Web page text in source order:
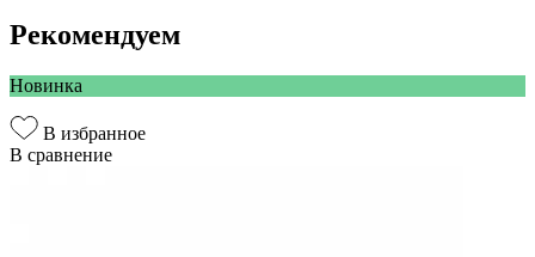
Рекомендуем
Новинка
В избранное
В сравнение